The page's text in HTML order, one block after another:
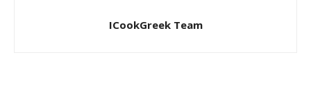
ICookGreek Team